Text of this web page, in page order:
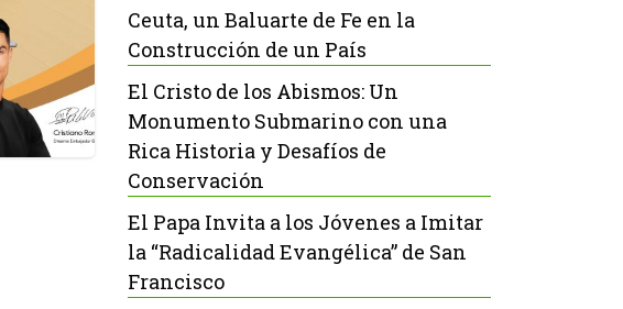
Ceuta, un Baluarte de Fe en la
Construcción de un País
El Cristo de los Abismos: Un
Monumento Submarino con una
Rica Historia y Desafíos de
Conservación
El Papa Invita a los Jóvenes a Imitar
la “Radicalidad Evangélica” de San
Francisco